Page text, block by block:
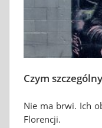
Czym
Nie ma brwi. Ich
Florencji.